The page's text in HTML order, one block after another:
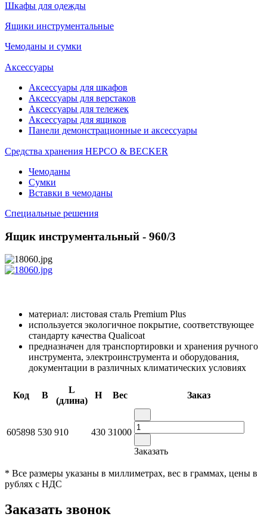
Шкафы для одежды
Ящики инструментальные
Чемоданы и сумки
Аксессуары
Аксессуары для шкафов
Аксессуары для верстаков
Аксессуары для тележек
Аксессуары для ящиков
Панели демонстрационные и аксессуары
Средства хранения HEPCO & BECKER
Чемоданы
Сумки
Вставки в чемоданы
Специальные решения
Ящик инструментальный - 960/3
материал: листовая сталь Premium Plus
используется экологичное покрытие, соответствующее
стандарту качества Qualicoat
предназначен для транспортировки и хранения ручного
инструмента, электроинструмента и оборудования,
документации в различных климатических условиях
Код B
L
(длина)
H Вес Заказ
605898 530 910 430 31000
Заказать
* Все размеры указаны в миллиметрах, вес в граммах, цены в
рублях с НДС
Заказать звонок